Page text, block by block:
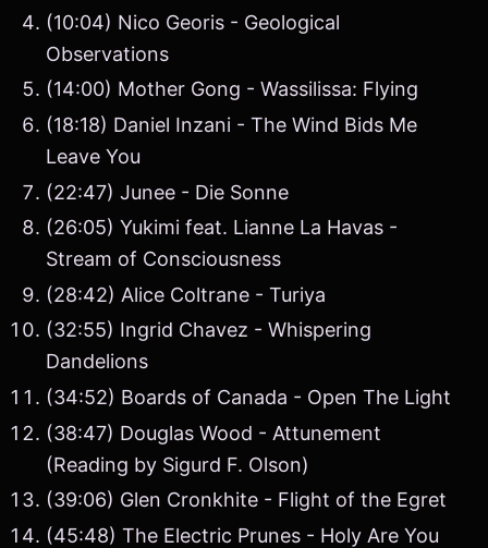
(10:04) Nico Georis - Geological
Observations
(14:00) Mother Gong - Wassilissa: Flying
(18:18) Daniel Inzani - The Wind Bids Me
Leave You
(22:47) Junee - Die Sonne
(26:05) Yukimi feat. Lianne La Havas -
Stream of Consciousness
(28:42) Alice Coltrane - Turiya
(32:55) Ingrid Chavez - Whispering
Dandelions
(34:52) Boards of Canada - Open The Light
(38:47) Douglas Wood - Attunement
(Reading by Sigurd F. Olson)
(39:06) Glen Cronkhite - Flight of the Egret
(45:48) The Electric Prunes - Holy Are You